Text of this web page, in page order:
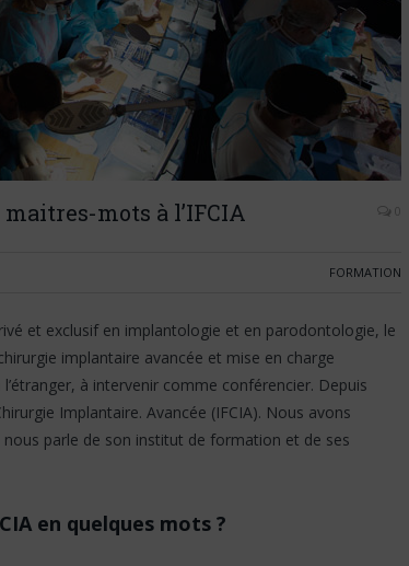
mots à l’IFCIA 0
FORMATION
et exclusif en implantologie et en parodontologie, le
implantaire avancée et mise en charge
à intervenir comme conférencier. Depuis
Implantaire. Avancée (IFCIA). Nous avons
parle de son institut de formation et de ses
en quelques mots ?